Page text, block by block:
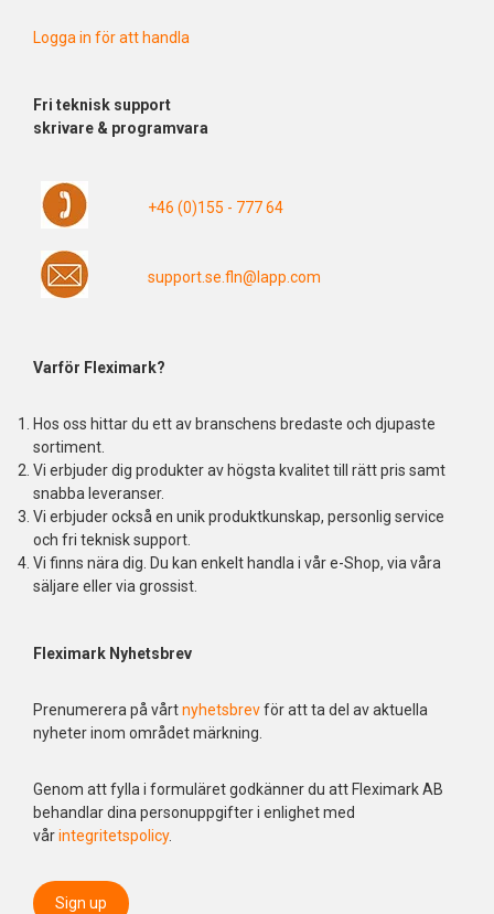
Logga in för att handla
Fri teknisk support
skrivare & programvara
+46 (0)155 - 777 64
support.se.fln@lapp.com
Varför Fleximark?
Hos oss hittar du ett av branschens bredaste och djupaste
sortiment.
Vi erbjuder dig produkter av högsta kvalitet till rätt pris samt
snabba leveranser.
Vi erbjuder också en unik produktkunskap, personlig service
och fri teknisk support.
Vi finns nära dig. Du kan enkelt handla i vår e-Shop, via våra
säljare eller via grossist.
Fleximark Nyhetsbrev
Prenumerera på vårtnyhetsbrevför att ta del av aktuella
nyheter inom området märkning.
Genom att fylla i formuläret godkänner du att Fleximark AB
behandlar dina personuppgifter i enlighet med
vårintegritetspolicy.
Sign up